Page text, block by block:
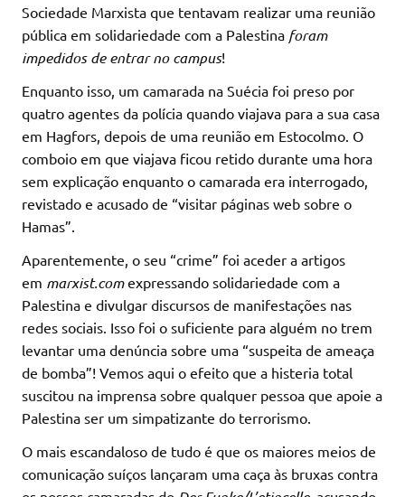
Sociedade Marxista que tentavam realizar uma reunião
pública em solidariedade com a Palestina foram
impedidos de entrar no campus!
Enquanto isso, um camarada na Suécia foi preso por
quatro agentes da polícia quando viajava para a sua casa
em Hagfors, depois de uma reunião em Estocolmo. O
comboio em que viajava ficou retido durante uma hora
sem explicação enquanto o camarada era interrogado,
revistado e acusado de “visitar páginas web sobre o
Hamas”.
Aparentemente, o seu “crime” foi aceder a artigos
em marxist.comexpressando solidariedade com a
Palestina e divulgar discursos de manifestações nas
redes sociais. Isso foi o suficiente para alguém no trem
levantar uma denúncia sobre uma “suspeita de ameaça
de bomba”! Vemos aqui o efeito que a histeria total
suscitou na imprensa sobre qualquer pessoa que apoie a
Palestina ser um simpatizante do terrorismo.
O mais escandaloso de tudo é que os maiores meios de
comunicação suíços lançaram uma caça às bruxas contra